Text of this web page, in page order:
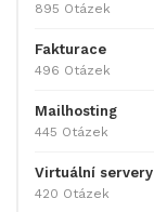
895 Otázek
Fakturace
496 Otázek
Mailhosting
445 Otázek
Virtuální servery
420 Otázek